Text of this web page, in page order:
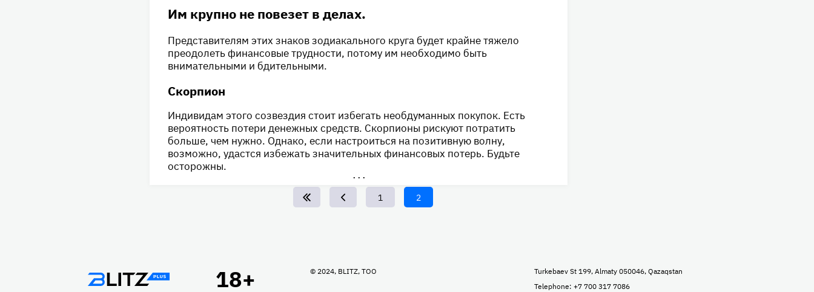
Им крупно не повезет в делах.
Представителям этих знаков зодиакального круга будет крайне тяжело
преодолеть финансовые трудности, потому им необходимо быть
внимательными и бдительными.
Скорпион
Индивидам этого созвездия стоит избегать необдуманных покупок. Есть
вероятность потери денежных средств. Скорпионы рискуют потратить
больше, чем нужно. Однако, если настроиться на позитивную волну,
возможно, удастся избежать значительных финансовых потерь. Будьте
осторожны.
•••
Page
1 Текущая
страница
2
Подвал
© 2024, BLITZ, TOO
Turkebaev St 199, Almaty 050046, Qazaqstan
Telephone: +7 700 317 7086